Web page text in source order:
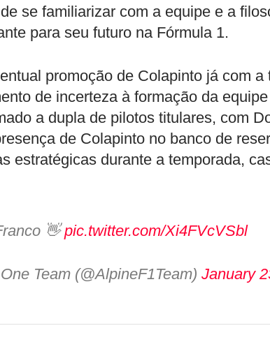
se familiarizar com a equipe e a
para seu futuro na Fórmula 1.
promoção de Colapinto já com a
de incerteza à formação da
a dupla de pilotos titulares, com
de Colapinto no banco de
estratégicas durante a temporada,
👋pic.twitter.com/Xi4FVcVSbl
Team (@AlpineF1Team) January